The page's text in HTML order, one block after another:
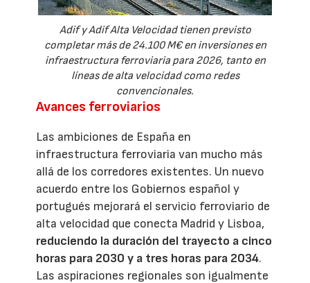
Adif y Adif Alta Velocidad tienen previsto
completar más de 24.100 M€ en inversiones en
infraestructura ferroviaria para 2026, tanto en
líneas de alta velocidad como redes
convencionales.
Avances ferroviarios
Las ambiciones de España en
infraestructura ferroviaria van mucho más
allá de los corredores existentes. Un nuevo
acuerdo entre los Gobiernos español y
portugués mejorará el servicio ferroviario de
alta velocidad que conecta Madrid y Lisboa,
reduciendo la duración del trayecto a cinco
horas para 2030 y a tres horas para 2034.
Las aspiraciones regionales son igualmente